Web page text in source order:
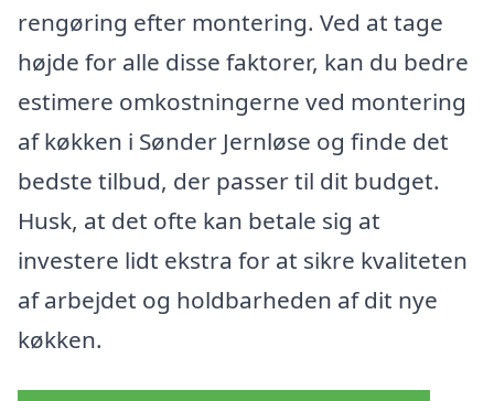
rengøring efter montering. Ved at tage
højde for alle disse faktorer, kan du bedre
estimere omkostningerne ved montering
af køkken i Sønder Jernløse og finde det
bedste tilbud, der passer til dit budget.
Husk, at det ofte kan betale sig at
investere lidt ekstra for at sikre kvaliteten
af arbejdet og holdbarheden af dit nye
køkken.